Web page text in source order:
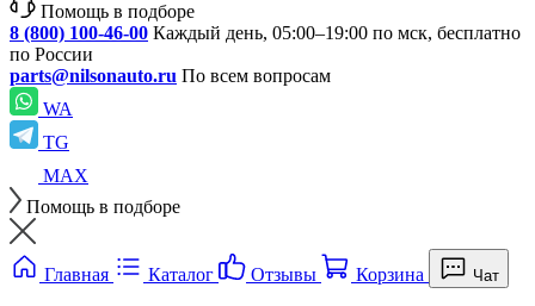
Помощь в подборе
8 (800) 100-46-00 Каждый день, 05:00–19:00 по мск, бесплатно
по России
parts@nilsonauto.ru По всем вопросам
WA
TG
MAX
Помощь в подборе
Главная Каталог Отзывы Корзина Чат